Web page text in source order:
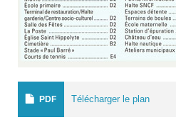
PDF Télécharger le plan